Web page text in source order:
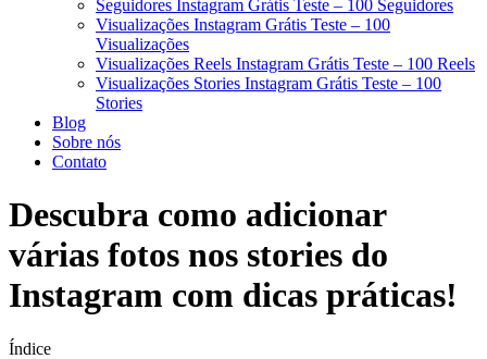
Seguidores Instagram Grátis Teste – 100 Seguidores
Visualizações Instagram Grátis Teste – 100
Visualizações
Visualizações Reels Instagram Grátis Teste – 100 Reels
Visualizações Stories Instagram Grátis Teste – 100
Stories
Blog
Sobre nós
Contato
Descubra como adicionar
várias fotos nos stories do
Instagram com dicas práticas!
Índice